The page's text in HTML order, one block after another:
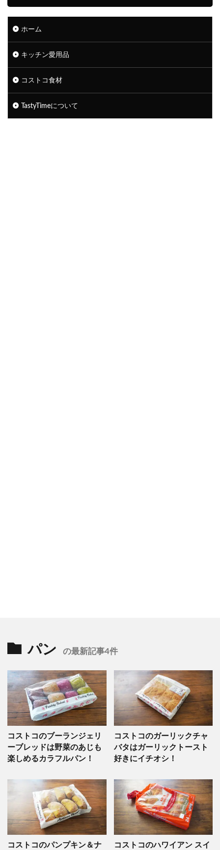
ホーム
キッチン愛用品
コストコ食材
TastyTimeについて
パン の最新記事4件
コストコのブーランジェリ
ーブレッドは野菜のあじも
楽しめるカラフルパン！
コストコのガーリックチャ
バタはガーリックトースト
好きにイチオシ！
コストコのパンプキン＆ナ コストコのハワイアン スイ